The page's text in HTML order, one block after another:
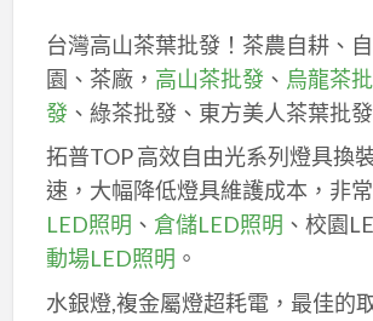
台灣高山茶葉批發！茶農自耕、
園、茶廠， 高山茶批發、 烏龍茶
發、綠茶批發、東方美人茶葉批
拓普TOP 高效自由光系列燈具換
速，大幅降低燈具維護成本，非
LED照明 、 倉儲LED照明 、校園
動場LED照明 。
水銀燈,複金屬燈超耗電，最佳的